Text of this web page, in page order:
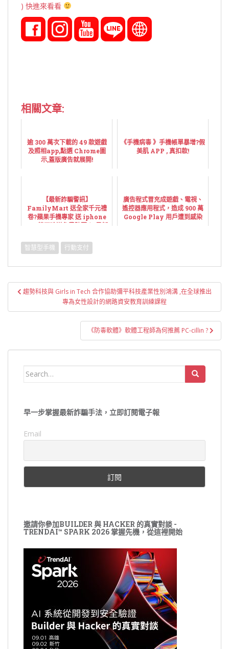
) 快進來看看
相關文章:
逾 300 萬次下載的 49 款遊戲
及照相app,點選 Chrome圖
示,蓋版廣告就展開!
《手機病毒 》手機帳單暴增?假
美肌 APP , 真扣款!
【最新詐騙警訊】
FamilyMart 送全家千元禮
卷?蘋果手機專家 送 iphone
xs? 韓國瑜送免費貼圖？(最新
廣告程式冒充成遊戲、電視、
遙控器應用程式，造成 900 萬
Google Play 用戶遭到感染
智慧型手機 行動支付
文
導
趨勢科技與 Girls in Tech 合作協助彌平科技產業性別鴻溝 ,在全球推出
專為女性設計的網路資安教育訓練課程
《防毒軟體》軟體工程師為何推薦 PC-cillin ?
Search
早一步掌握最新詐騙手法，立即訂閱電子報
Email
邀請你參加BUILDER 與 HACKER 的真實對談 -
TRENDAI™ SPARK 2026 掌握先機，從這裡開始